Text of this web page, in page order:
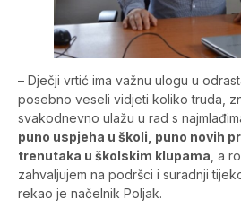
– Dječji vrtić ima važnu ulogu u
posebno veseli vidjeti koliko truda,
svakodnevno ulažu u rad s
puno uspjeha u školi, puno novih
trenutaka u školskim klupama , a
zahvaljujem na podršci i suradnji
rekao je načelnik Poljak.